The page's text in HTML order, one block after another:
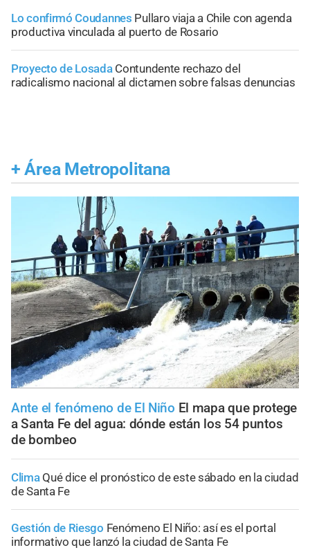
Lo confirmó Coudannes Pullaro viaja a Chile con agenda
productiva vinculada al puerto de Rosario
Proyecto de Losada Contundente rechazo del
radicalismo nacional al dictamen sobre falsas denuncias
+ Área Metropolitana
Ante el fenómeno de El Niño El mapa que protege
a Santa Fe del agua: dónde están los 54 puntos
de bombeo
Clima Qué dice el pronóstico de este sábado en la ciudad
de Santa Fe
Gestión de Riesgo Fenómeno El Niño: así es el portal
informativo que lanzó la ciudad de Santa Fe